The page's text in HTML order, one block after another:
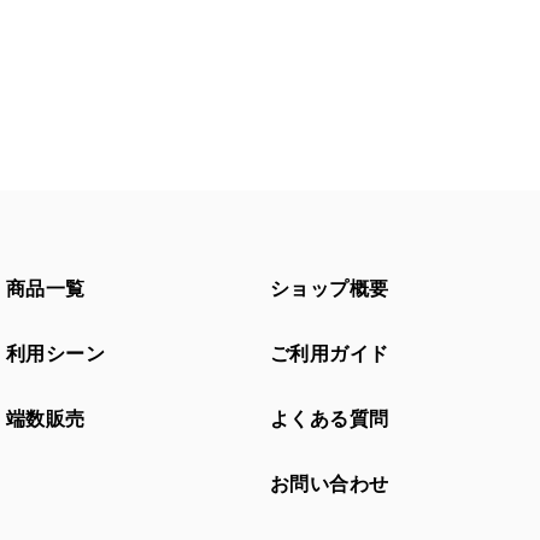
商品一覧
利用シーン
端数販売
ショップ概要
ご利用ガイド
よくある質問
お問い合わせ